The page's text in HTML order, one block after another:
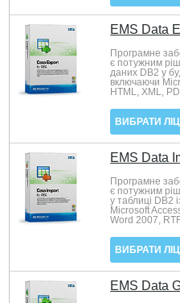
EMS Data
Програмне
є потужним
даних DB2 у
включаючи
HTML, XML,
ВИБРАТИ
EMS Data
Програмне
є потужним
у таблиці DB2
Microsoft
Word 2007,
ВИБРАТИ
EMS Data